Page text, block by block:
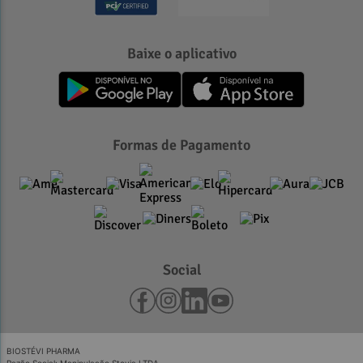
Baixe o aplicativo
Formas de Pagamento
Social
BIOSTÉVI PHARMA